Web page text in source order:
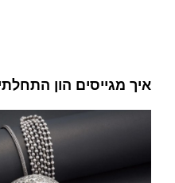
איך מגייסים הון התחלתי